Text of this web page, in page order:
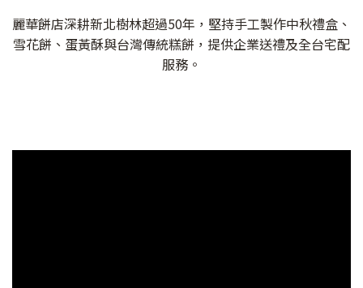
麗華餅店深耕新北樹林超過50年，堅持手工製作中秋禮盒、
雪花餅、蛋黃酥與台灣傳統糕餅，提供企業送禮及全台宅配
服務。